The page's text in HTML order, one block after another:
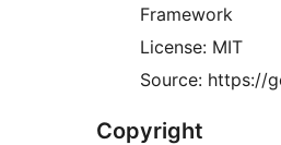
Framework
License: MIT
Source: https://
Copyright